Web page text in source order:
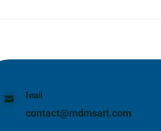

Email
contact@mdmsarl.com